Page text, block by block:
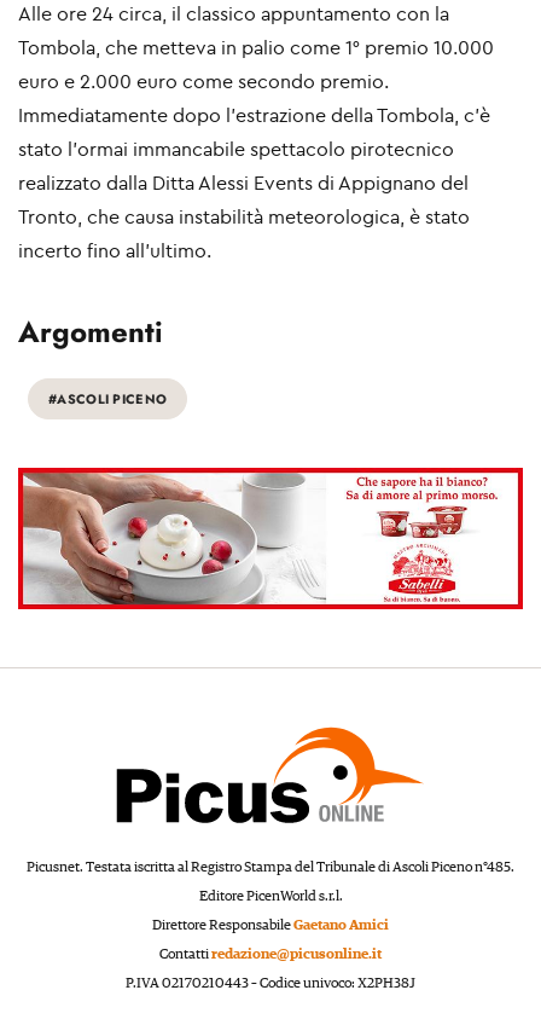
Alle ore 24 circa, il classico appuntamento con la
Tombola, che metteva in palio come 1° premio 10.000
euro e 2.000 euro come secondo premio.
Immediatamente dopo l’estrazione della Tombola, c’è
stato l’ormai immancabile spettacolo pirotecnico
realizzato dalla Ditta Alessi Events di Appignano del
Tronto, che causa instabilità meteorologica, è stato
incerto fino all’ultimo.
Argomenti
#ASCOLI PICENO
Picusnet. Testata iscritta al Registro Stampa del Tribunale di Ascoli Piceno n°485.
Editore PicenWorld s.r.l.
Direttore ResponsabileGaetano Amici
Contattiredazione@picusonline.it
P.IVA 02170210443 – Codice univoco: X2PH38J